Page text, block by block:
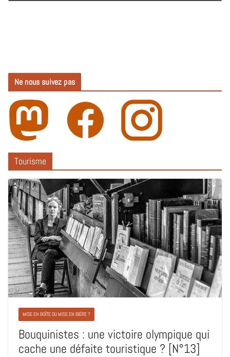
Tourisme
MISE EN BOÎTE OU MISE EN BIÈRE ?
Bouquinistes : une victoire olympique qui
cache une défaite touristique ? [N°13]
Ne nous suivez pas